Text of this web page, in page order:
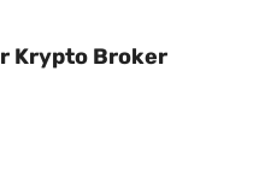
Krypto Broker